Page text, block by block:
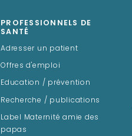
PROFESSIONNELS DE
SANTÉ
Adresser un patient
Offres d'emploi
Education / prévention
Recherche / publications
Label Maternité amie des
papas